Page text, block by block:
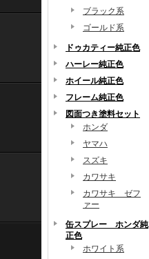
ブラック系
ゴールド系
ドゥカティー純正色
ハーレー純正色
ホイール純正色
フレーム純正色
図面つき塗料セット
ホンダ
ヤマハ
スズキ
カワサキ
カワサキ ゼフ
ァー
缶スプレー ホンダ純
正色
ホワイト系